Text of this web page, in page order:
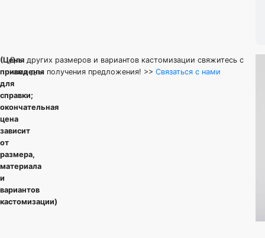
(Цены
приведены
для
справки;
окончательная
цена
зависит
от
размера,
материала
и
вариантов
кастомизации)
Цвет Размер
Цена за
единицу
Золото
Для других размеров и вариантов кастомизации свяжитесь с
нами для получения предложения! >> Связаться с нами